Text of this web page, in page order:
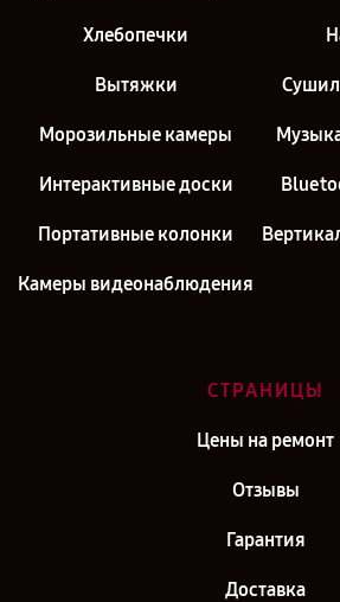
Хлебопечки
Вытяжки
Морозильные камеры
Интерактивные доски
Портативные колонки
Камеры видеонаблюдения
СТРАНИЦЫ
Цены на ремонт
Отзывы
Гарантия
Доставка